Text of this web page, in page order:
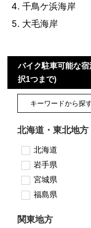
千鳥ケ浜海岸
大毛海岸
バイク駐車可能な
択1つまで)
北海道・東北地方
北海道
岩手県
宮城県
福島県
関東地方